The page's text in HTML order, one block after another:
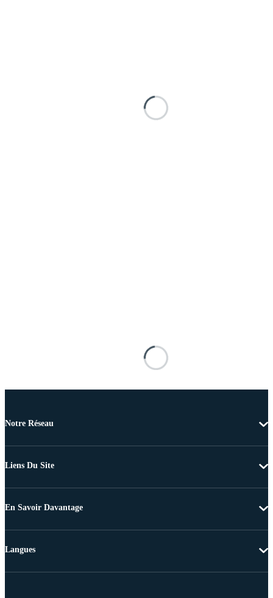
Notre Réseau
Liens Du Site
En Savoir Davantage
Langues